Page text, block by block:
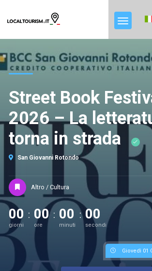
Street Book
2026 – La
torna in strada
San Giovanni Rotondo
Altro / Cultura
00
giorni
00
ore
00
minuti
00
secondi
Giovedì 01